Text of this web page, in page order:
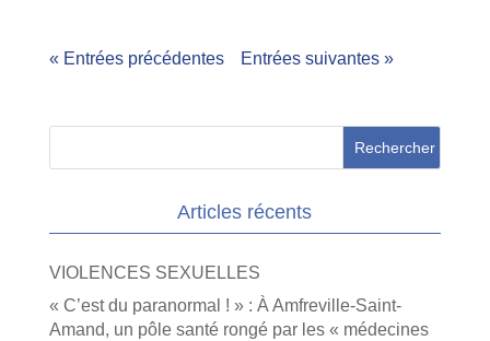
« Entrées précédentes Entrées suivantes »
Articles récents
VIOLENCES SEXUELLES
« C’est du paranormal ! » : À Amfreville-Saint-
Amand, un pôle santé rongé par les « médecines